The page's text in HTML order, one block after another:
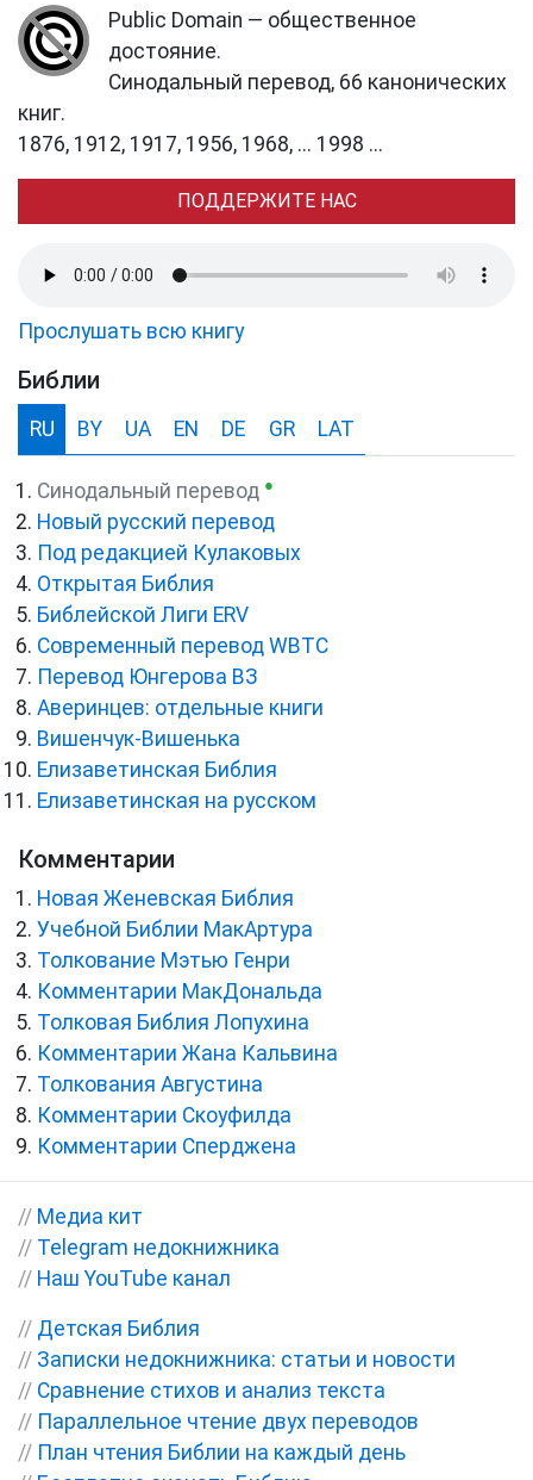
Public Domain — общественное
достояние.
Синодальный перевод, 66 канонических
книг.
1876, 1912, 1917, 1956, 1968, ... 1998 ...
ПОДДЕРЖИТЕ НАС
Прослушать всю книгу
Библии
RU BY UA EN DE GR LAT
Синодальный перевод ●
Новый русский перевод
Под редакцией Кулаковых
Открытая Библия
Библейской Лиги ERV
Cовременный перевод WBTC
Перевод Юнгерова ВЗ
Аверинцев: отдельные книги
Вишенчук-Вишенька
Елизаветинская Библия
Елизаветинская на русском
Комментарии
Новая Женевская Библия
Учебной Библии МакАртура
Толкование Мэтью Генри
Комментарии МакДональда
Толковая Библия Лопухина
Комментарии Жана Кальвина
Толкования Августина
Комментарии Скоуфилда
Комментарии Сперджена
// Медиа кит
// Telegram недокнижника
// Наш YouTube канал
// Детская Библия
// Записки недокнижника: статьи и новости
// Сравнение стихов и анализ текста
// Параллельное чтение двух переводов
// План чтения Библии на каждый день